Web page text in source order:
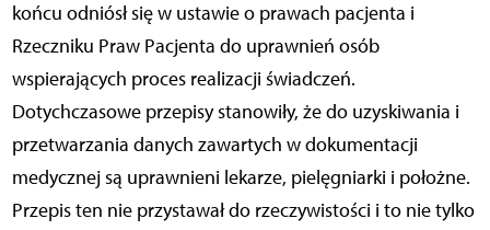
końcu odniósł się w ustawie o prawach pacjenta i
Rzeczniku Praw Pacjenta do uprawnień osób
wspierających proces realizacji świadczeń.
Dotychczasowe przepisy stanowiły, że do uzyskiwania i
przetwarzania danych zawartych w dokumentacji
medycznej są uprawnieni lekarze, pielęgniarki i położne.
Przepis ten nie przystawał do rzeczywistości i to nie tylko